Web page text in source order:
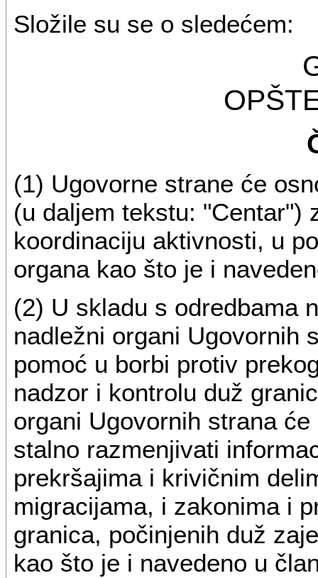
Složile su se o sledećem:
(1) Ugovorne strane će
(u daljem tekstu: "Centar")
koordinaciju aktivnosti, u
organa kao što je i
(2) U skladu s odredbama
nadležni organi Ugovornih
pomoć u borbi protiv
nadzor i kontrolu duž
organi Ugovornih strana
stalno razmenjivati
prekršajima i krivičnim
migracijama, i zakonima i
granica, počinjenih duž
kao što je i navedeno u